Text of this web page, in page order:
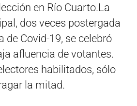
en Río Cuarto.La
dos veces postergada
de Covid-19, se celebró
afluencia de votantes.
habilitados, sólo
la mitad.